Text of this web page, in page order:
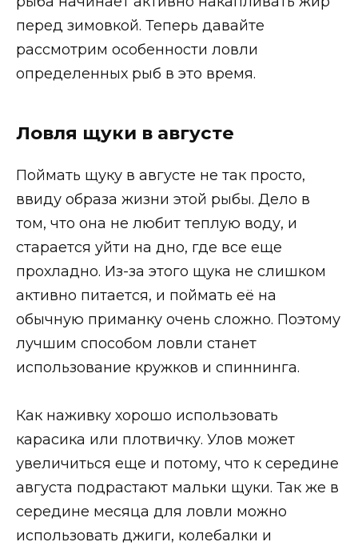
перед зимовкой. Теперь давайте
рассмотрим особенности ловли
определенных рыб в это время.
Ловля щуки в августе
Поймать щуку в августе не так просто,
ввиду образа жизни этой рыбы. Дело в
том, что она не любит теплую воду, и
старается уйти на дно, где все еще
прохладно. Из-за этого щука не слишком
активно питается, и поймать её на
обычную приманку очень сложно. Поэтому
лучшим способом ловли станет
использование кружков и спиннинга.
Как наживку хорошо использовать
карасика или плотвичку. Улов может
увеличиться еще и потому, что к середине
августа подрастают мальки щуки. Так же в
середине месяца для ловли можно
использовать джиги, колебалки и